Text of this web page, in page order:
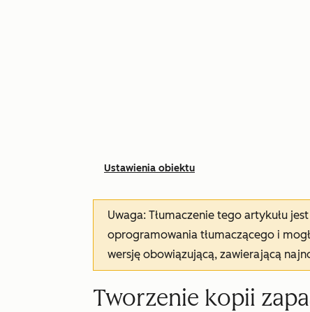
Ustawienia obiektu
Uwaga: Tłumaczenie tego artykułu
oprogramowania tłumaczącego i
wersję obowiązującą, zawierającą
Tworzenie kopii